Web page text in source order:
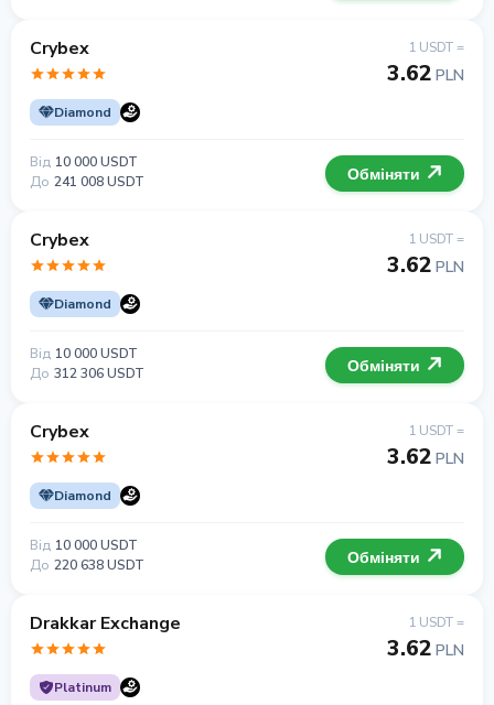
Crybex
Diamond
1 USDT =
3.62 PLN
Від 10 000 USDT
До 241 008 USDT Обміняти
Crybex
Diamond
1 USDT =
3.62 PLN
Від 10 000 USDT
До 312 306 USDT Обміняти
Crybex
Diamond
1 USDT =
3.62 PLN
Від 10 000 USDT
До 220 638 USDT Обміняти
Drakkar Exchange
Platinum
1 USDT =
3.62 PLN